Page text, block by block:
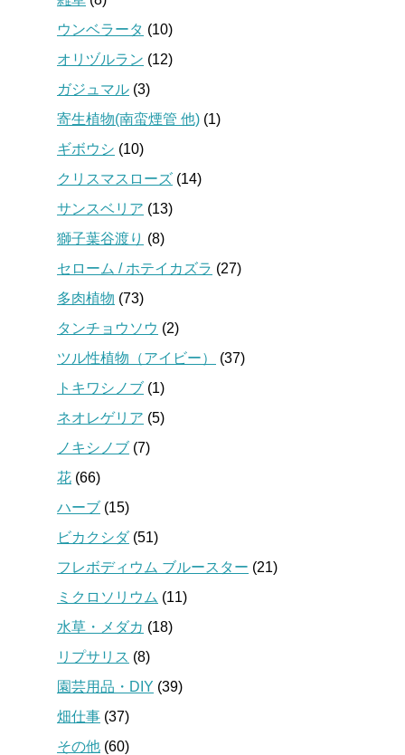
ウンベラータ (10)
オリヅルラン (12)
ガジュマル (3)
寄生植物(南蛮煙管 他) (1)
ギボウシ (10)
クリスマスローズ (14)
サンスベリア (13)
獅子葉谷渡り (8)
セローム / ホテイカズラ (27)
多肉植物 (73)
タンチョウソウ (2)
ツル性植物（アイビー）
(37)
トキワシノブ (1)
ネオレゲリア (5)
ノキシノブ (7)
花 (66)
ハーブ (15)
ビカクシダ(51)
フレボディウム ブルースター (21)
ミクロソリウム (11)
水草・メダカ (18)
リプサリス (8)
園芸用品・DIY (39)
畑仕事 (37)
その他 (60)